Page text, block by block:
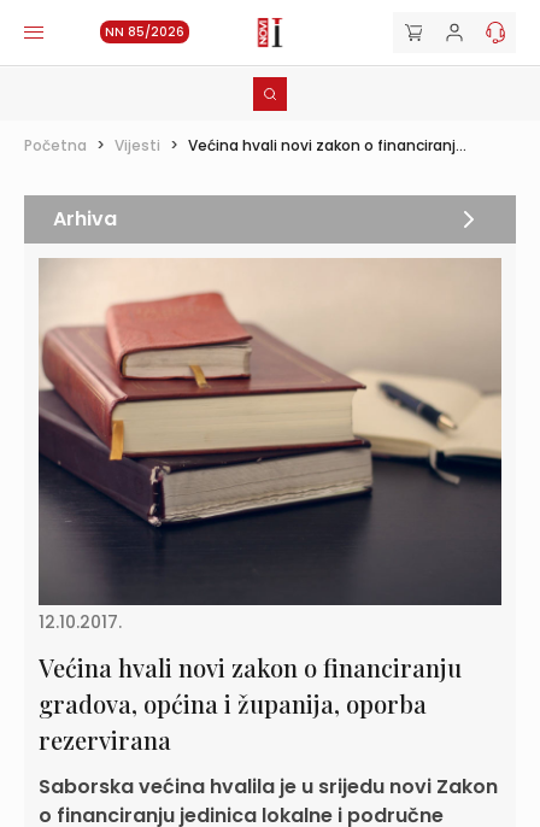
NN 85/2026
Početna > Vijesti > Većina hvali novi zakon o financiranj...
12.10.2017.
Većina hvali novi zakon o financiranju
gradova, općina i županija, oporba
rezervirana
Saborska većina hvalila je u srijedu novi Zakon
o financiranju jedinica lokalne i područne
Arhiva